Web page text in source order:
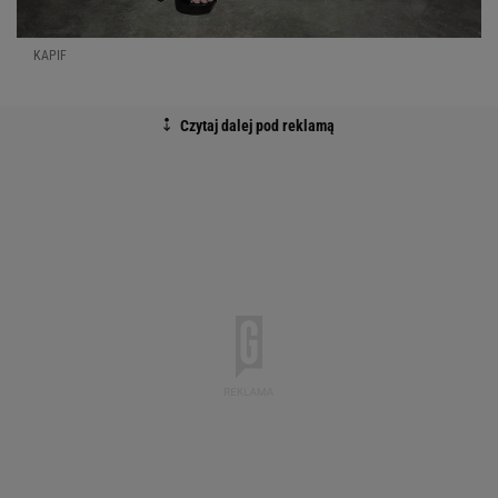
KAPIF